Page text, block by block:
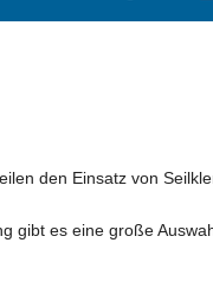
den Einsatz von
gibt es eine große